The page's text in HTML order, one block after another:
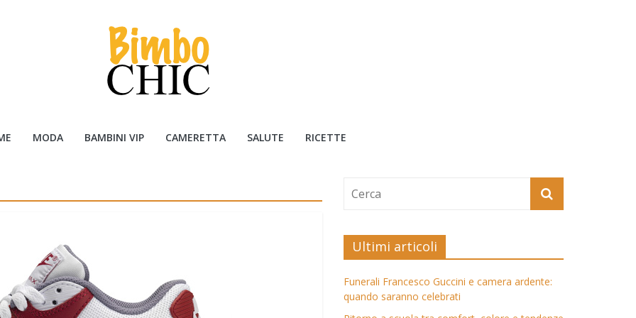
MODA BAMBINI VIP CAMERETTA SALUTE RICETTE
Ultimi articoli
Funerali Francesco Guccini e camera ardente:
quando saranno celebrati